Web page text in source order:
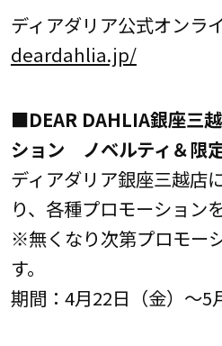
ディアダリア公式オンラ
deardahlia.jp/
■DEAR DAHLIA銀座三
ション ノベルティ＆限
ディアダリア銀座三越店
り、各種プロモーション
※無くなり次第プロモー
す。
期間：4月22日（金）～5